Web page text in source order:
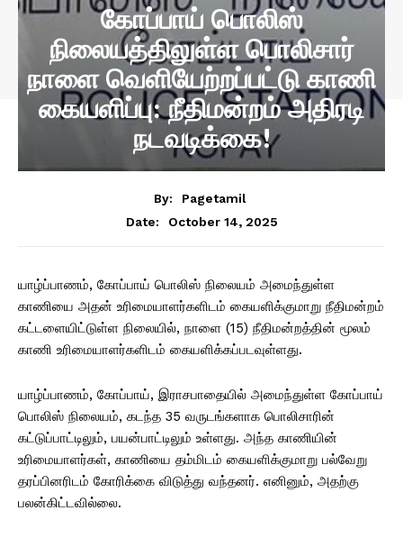
கோப்பாய் பொலிஸ்
நிலையத்திலுள்ள பொலிசார்
நாளை வெளியேற்றப்பட்டு காணி
கையளிப்பு: நீதிமன்றம் அதிரடி
நடவடிக்கை!
By:
Pagetamil
Date:
October 14, 2025
யாழ்ப்பாணம், கோப்பாய் பொலிஸ் நிலையம் அமைந்துள்ள
காணியை அதன் உரிமையாளர்களிடம் கையளிக்குமாறு நீதிமன்றம்
கட்டளையிட்டுள்ள நிலையில், நாளை (15) நீதிமன்றத்தின் மூலம்
காணி உரிமையாளர்களிடம் கையளிக்கப்படவுள்ளது.
யாழ்ப்பாணம், கோப்பாய், இராசபாதையில் அமைந்துள்ள கோப்பாய்
பொலிஸ் நிலையம், கடந்த 35 வருடங்களாக பொலிசாரின்
கட்டுப்பாட்டிலும், பயன்பாட்டிலும் உள்ளது. அந்த காணியின்
உரிமையாளர்கள், காணியை தம்மிடம் கையளிக்குமாறு பல்வேறு
தரப்பினரிடம் கோரிக்கை விடுத்து வந்தனர். எனினும், அதற்கு
பலன்கிட்டவில்லை.